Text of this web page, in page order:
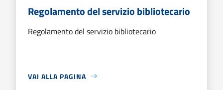
Regolamento del servizio bibliotecario
Regolamento del servizio bibliotecario
VAI ALLA PAGINA